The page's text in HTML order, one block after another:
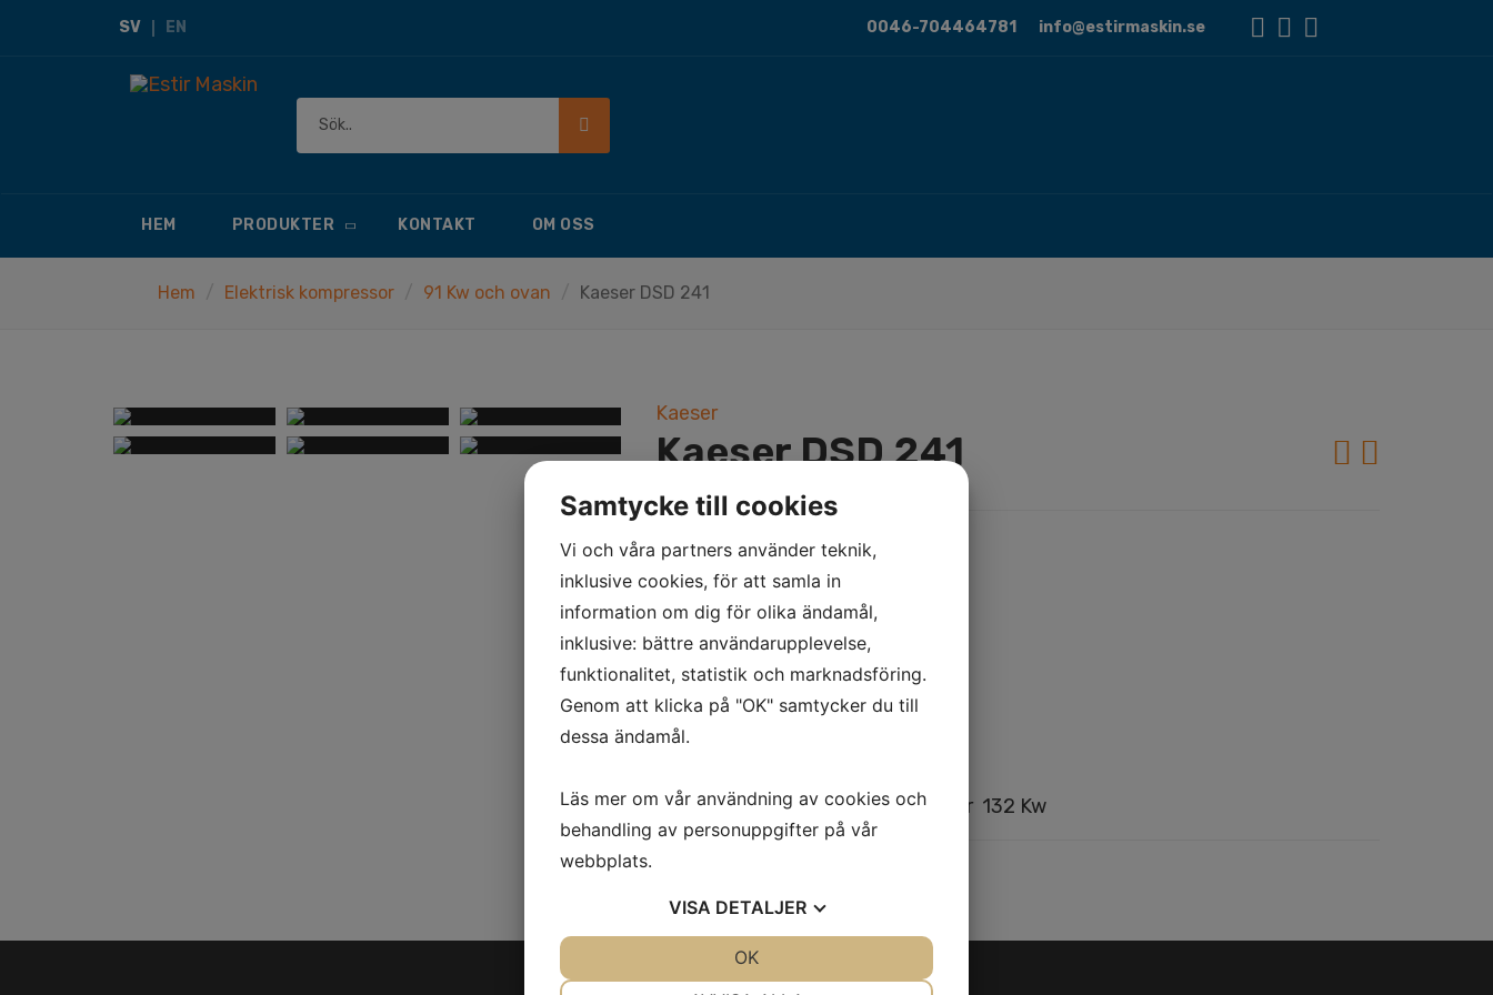
SV EN 0046-704464781 info@estirmaskin.se
HEM PRODUKTER KONTAKT OM OSS
Hem Elektrisk kompressor 91 Kw och ovan Kaeser DSD 241
Kaeser
Kaeser DSD 241
Beskrivning
År: 2006
KM miltal:
Drifttimmar:
Kaeser DSD 241 Sr.No. 1020 8 Bar 132 Kw
Samtycke till cookies
Vi och våra partners använder teknik,
inklusive cookies, för att samla in
information om dig för olika ändamål,
inklusive: bättre användarupplevelse,
funktionalitet, statistik och marknadsföring.
Genom att klicka på "OK" samtycker du till
dessa ändamål.
Läs mer om vår användning av cookies och
behandling av personuppgifter på vår
webbplats.
VISA DETALJER
OK